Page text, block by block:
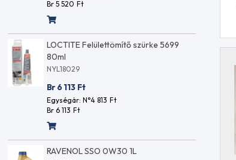
Egységár: N°3 606
Br 4 580
RAVENOL Handwaschcreme 250ML
NYL15883
Br 1 490 Ft
Egységár: N°1 173 Ft
Br 1 490 Ft
RAVENOL Racing 4-T Motobike 10W50